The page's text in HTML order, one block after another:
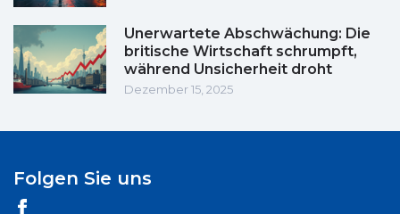
Unerwartete Abschwächung: Die
britische Wirtschaft schrumpft,
während Unsicherheit droht
Dezember 15, 2025
Folgen Sie uns